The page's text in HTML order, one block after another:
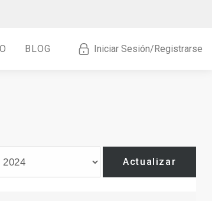
BLOG Iniciar Sesión/Registrarse
Actualizar